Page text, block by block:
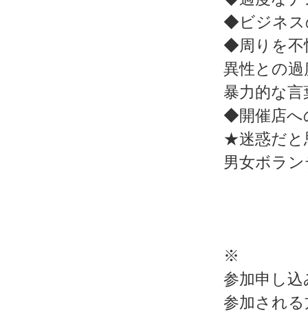
◆ビジネス
◆周りを不
異性との
暴力的な
◆開催店へ
★迷惑だと
男女ボラ
※
参加申し
参加され